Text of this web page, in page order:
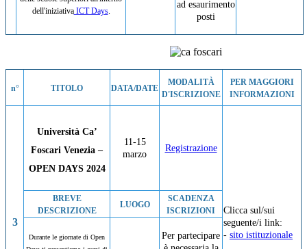
dell'iniziativaICT Days.
ad esaurimento
posti
n° TITOLO DATA/DATE
MODALITÀ
D'ISCRIZIONE
PER MAGGIORI
INFORMAZIONI
3
Università Ca’
Foscari Venezia –
OPEN DAYS 2024
11-15
marzo
Registrazione
Clicca sul/sui
seguente/i link:
- sito istituzionale
BREVE
DESCRIZIONE
LUOGO
SCADENZA
ISCRIZIONI
Durante le giornate di Open
Per partecipare